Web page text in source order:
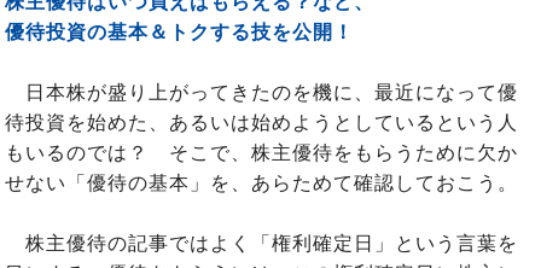
優待投資の基本＆トクする技を公開！
日本株が盛り上がってきたのを機に、最近になって優
待投資を始めた、あるいは始めようとしているという人
もいるのでは？ そこで、株主優待をもらうために欠か
せない「優待の基本」を、あらためて確認しておこう。
株主優待の記事ではよく「権利確定日」という言葉を